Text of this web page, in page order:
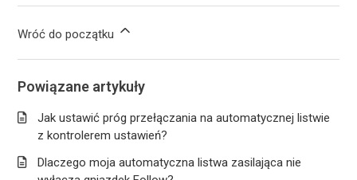
Wróć do początku
Powiązane artykuły
Jak ustawić próg przełączania na automatycznej listwie
z kontrolerem ustawień?
Dlaczego moja automatyczna listwa zasilająca nie